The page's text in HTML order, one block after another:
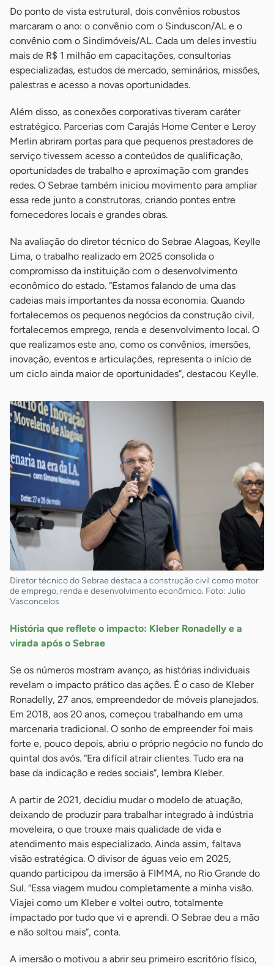
Do ponto de vista estrutural, dois convênios robustos
marcaram o ano: o convênio com o Sinduscon/AL e o
convênio com o Sindimóveis/AL. Cada um deles investiu
mais de R$ 1 milhão em capacitações, consultorias
especializadas, estudos de mercado, seminários, missões,
palestras e acesso a novas oportunidades.
Além disso, as conexões corporativas tiveram caráter
estratégico. Parcerias com Carajás Home Center e Leroy
Merlin abriram portas para que pequenos prestadores de
serviço tivessem acesso a conteúdos de qualificação,
oportunidades de trabalho e aproximação com grandes
redes. O Sebrae também iniciou movimento para ampliar
essa rede junto a construtoras, criando pontes entre
fornecedores locais e grandes obras.
Na avaliação do diretor técnico do Sebrae Alagoas, Keylle
Lima, o trabalho realizado em 2025 consolida o
compromisso da instituição com o desenvolvimento
econômico do estado. “Estamos falando de uma das
cadeias mais importantes da nossa economia. Quando
fortalecemos os pequenos negócios da construção civil,
fortalecemos emprego, renda e desenvolvimento local. O
que realizamos este ano, como os convênios, imersões,
inovação, eventos e articulações, representa o início de
um ciclo ainda maior de oportunidades”, destacou Keylle.
Diretor técnico do Sebrae destaca a construção civil como motor
de emprego, renda e desenvolvimento econômico. Foto: Julio
Vasconcelos
História que reflete o impacto: Kleber Ronadelly e a
virada após o Sebrae
Se os números mostram avanço, as histórias individuais
revelam o impacto prático das ações. É o caso de Kleber
Ronadelly, 27 anos, empreendedor de móveis planejados.
Em 2018, aos 20 anos, começou trabalhando em uma
marcenaria tradicional. O sonho de empreender foi mais
forte e, pouco depois, abriu o próprio negócio no fundo do
quintal dos avós. “Era difícil atrair clientes. Tudo era na
base da indicação e redes sociais”, lembra Kleber.
A partir de 2021, decidiu mudar o modelo de atuação,
deixando de produzir para trabalhar integrado à indústria
moveleira, o que trouxe mais qualidade de vida e
atendimento mais especializado. Ainda assim, faltava
visão estratégica. O divisor de águas veio em 2025,
quando participou da imersão à FIMMA, no Rio Grande do
Sul. “Essa viagem mudou completamente a minha visão.
Viajei como um Kleber e voltei outro, totalmente
impactado por tudo que vi e aprendi. O Sebrae deu a mão
e não soltou mais”, conta.
A imersão o motivou a abrir seu primeiro escritório físico,